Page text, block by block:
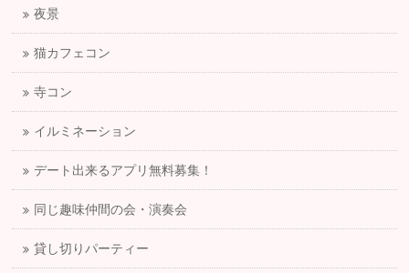
夜景
猫カフェコン
寺コン
イルミネーション
デート出来るアプリ無料募集！
同じ趣味仲間の会・演奏会
貸し切りパーティー